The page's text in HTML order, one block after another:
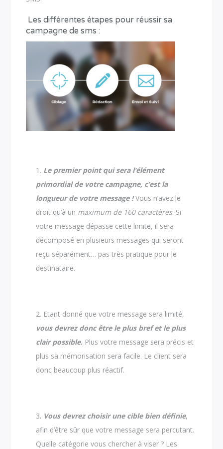
Les différentes étapes pour réussir sa
campagne de sms :
Le premier point qui sera l’élément
primordial de votre campagne, c’est la
longueur de votre message !Vous n’avez le
droit qu’à un maximum de 160 caractères. Si
votre message dépasse cette limite, il sera
décomposé en plusieurs messages qui seront
reçu séparément… pas très pratique pour le
destinataire.
Etant donné que votre message sera limité,
vous devrez donc être le plus bref et le plus
clair possible. Plus votre message sera précis et
plus sa mémorisation sera facile. Le client sera
donc beaucoup plus réactif.
Vous devrez choisir une cible bien définie,
afin d’être sûr que votre message sera percutant.
Quelle catégorie vous chercher à viser ? Les